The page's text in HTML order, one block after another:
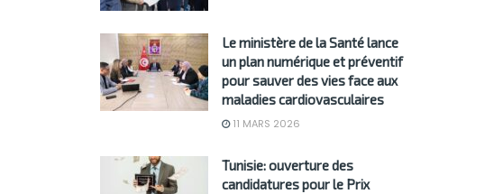
Le ministère de la Santé lance
un plan numérique et préventif
pour sauver des vies face aux
maladies cardiovasculaires
11 MARS 2026
Tunisie: ouverture des
candidatures pour le Prix